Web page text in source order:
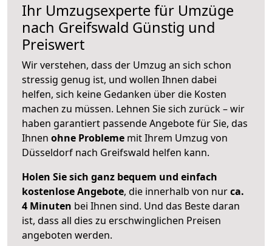
Ihr Umzugsexperte für Umzüge
nach Greifswald Günstig und
Preiswert
Wir verstehen, dass der Umzug an sich schon
stressig genug ist, und wollen Ihnen dabei
helfen, sich keine Gedanken über die Kosten
machen zu müssen. Lehnen Sie sich zurück – wir
haben garantiert passende Angebote für Sie, das
Ihnen ohne Probleme mit Ihrem Umzug von
Düsseldorf nach Greifswald helfen kann.
Holen Sie sich ganz bequem und einfach
kostenlose Angebote, die innerhalb von nurca.
4 Minuten bei Ihnen sind. Und das Beste daran
ist, dass all dies zu erschwinglichen Preisen
angeboten werden.